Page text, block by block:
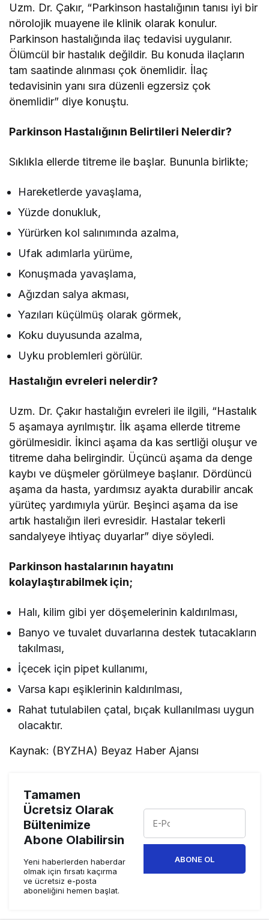
Uzm. Dr. Çakır, “Parkinson hastalığının tanısı iyi bir
nörolojik muayene ile klinik olarak konulur.
Parkinson hastalığında ilaç tedavisi uygulanır.
Ölümcül bir hastalık değildir. Bu konuda ilaçların
tam saatinde alınması çok önemlidir. İlaç
tedavisinin yanı sıra düzenli egzersiz çok
önemlidir” diye konuştu.
Parkinson Hastalığının Belirtileri Nelerdir?
Sıklıkla ellerde titreme ile başlar. Bununla birlikte;
Hareketlerde yavaşlama,
Yüzde donukluk,
Yürürken kol salınımında azalma,
Ufak adımlarla yürüme,
Konuşmada yavaşlama,
Ağızdan salya akması,
Yazıları küçülmüş olarak görmek,
Koku duyusunda azalma,
Uyku problemleri görülür.
Hastalığın evreleri nelerdir?
Uzm. Dr. Çakır hastalığın evreleri ile ilgili, “Hastalık
5 aşamaya ayrılmıştır. İlk aşama ellerde titreme
görülmesidir. İkinci aşama da kas sertliği oluşur ve
titreme daha belirgindir. Üçüncü aşama da denge
kaybı ve düşmeler görülmeye başlanır. Dördüncü
aşama da hasta, yardımsız ayakta durabilir ancak
yürüteç yardımıyla yürür. Beşinci aşama da ise
artık hastalığın ileri evresidir. Hastalar tekerli
sandalyeye ihtiyaç duyarlar” diye söyledi.
Parkinson hastalarının hayatını
kolaylaştırabilmek için;
Halı, kilim gibi yer döşemelerinin kaldırılması,
Banyo ve tuvalet duvarlarına destek tutacakların
takılması,
İçecek için pipet kullanımı,
Varsa kapı eşiklerinin kaldırılması,
Rahat tutulabilen çatal, bıçak kullanılması uygun
olacaktır.
Kaynak: (BYZHA) Beyaz Haber Ajansı
Tamamen
Ücretsiz Olarak
Bültenimize
Abone Olabilirsin
Yeni haberlerden haberdar
olmak için fırsatı kaçırma
ve ücretsiz e-posta
aboneliğini hemen başlat.
ABONE OL